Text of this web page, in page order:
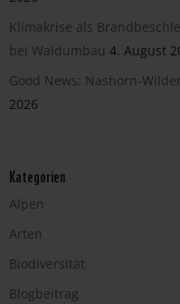
Klimakrise als
bei Waldumbau 4. August
Good News: Nashorn-
2026
Kategorien
Alpen
Arten
Biodiversität
Blogbeitrag